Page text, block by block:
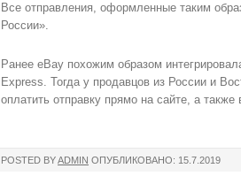
Все отправления, оформленные таким
России».
Ранее eBay похожим образом
Express. Тогда у продавцов из России и
оплатить отправку прямо на сайте, а
POSTED BYADMIN ОПУБЛИКОВАНО: 15.7.2019